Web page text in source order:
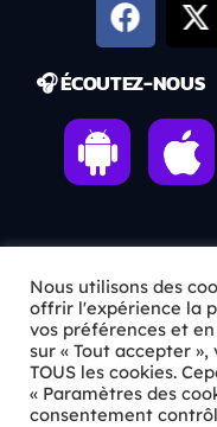
🎧 ÉCOUTEZ-NOUS
ℹ️ INFOS PRATIQUES
✉️Contact
Nous utilisons des
offrir l'expérience la
vos préférences et
sur « Tout accepter
TOUS les cookies.
« Paramètres des
consentement